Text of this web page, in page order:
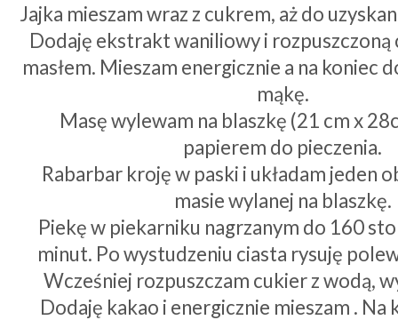
Jajka mieszam wraz z cukrem, aż do
Dodaję ekstrakt waniliowy i rozpuszczoną
masłem. Mieszam energicznie a na koniec
mąkę.
Masę wylewam na blaszkę (21 cm x
papierem do pieczenia.
Rabarbar kroję w paski i układam jeden
masie wylanej na blaszkę.
Piekę w piekarniku nagrzanym do 160
minut. Po wystudzeniu ciasta rysuję
Wcześniej rozpuszczam cukier z wodą,
Dodaję kakao i energicznie mieszam . Na